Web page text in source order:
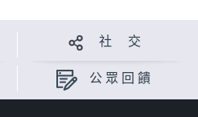
社 交
公眾回饋